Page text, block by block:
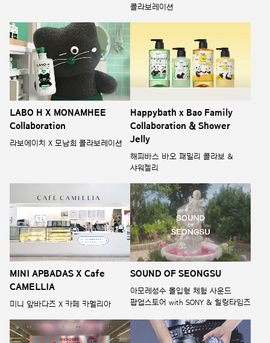
콜라보레이션
LABO H X MONAMHEE
Collaboration
라보에이치 X 모남희 콜라보레이션
Happybath x Bao Family
Collaboration & Shower
Jelly
해피바스 바오 패밀리 콜라보 &
샤워젤리
MINI APBADAS X Cafe
CAMELLIA
미니 앞바다즈 X 카페 카멜리아
SOUND OF SEONGSU
아모레성수 몰입형 체험 사운드
팝업스토어 with SONY & 힐링타임즈